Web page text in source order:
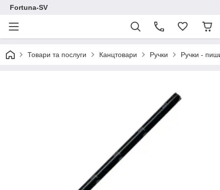
Fortuna-SV
Товари та послуги Канцтовари Ручки Ручки -